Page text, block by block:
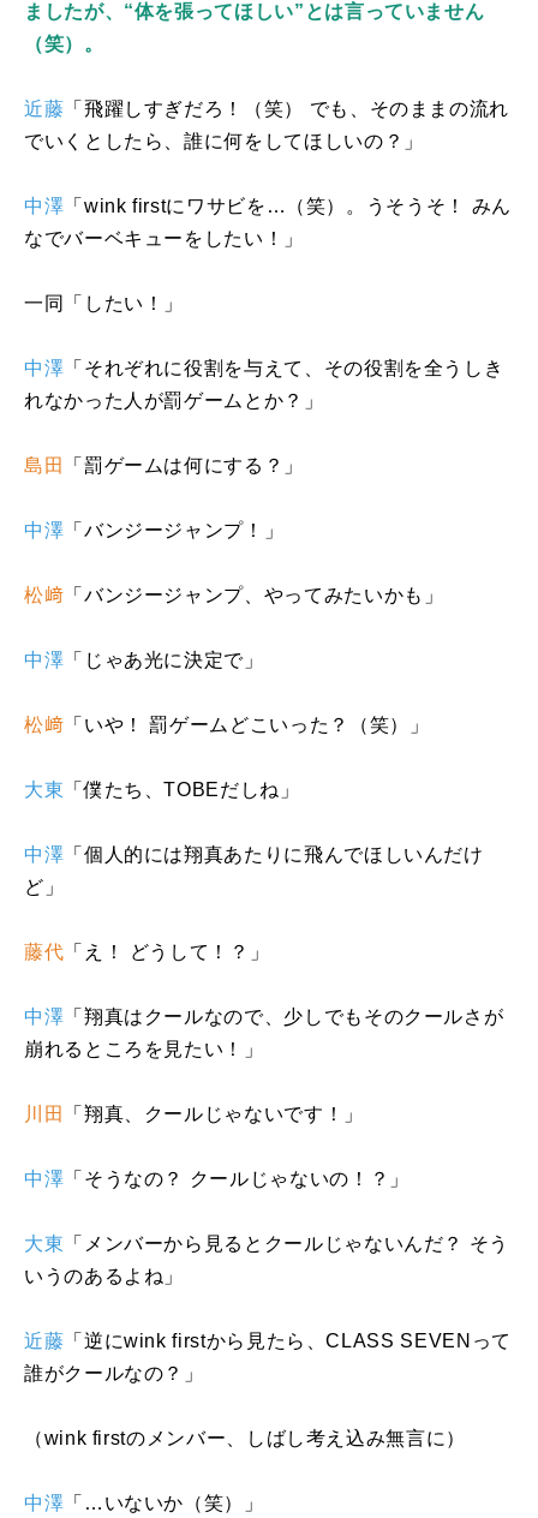
ましたが、“体を張ってほしい”とは言っていません
（笑）。
近藤 「飛躍しすぎだろ！（笑） でも、そのままの流れ
でいくとしたら、誰に何をしてほしいの？」
中澤 「 wink firstにワサビを…（笑）。うそうそ！ みん
なでバーベキューをしたい！」
一同「したい！」
中澤 「それぞれに役割を与えて、その役割を全うしき
れなかった人が罰ゲームとか？」
島田 「罰ゲームは何にする？」
中澤 「バンジージャンプ！」
松﨑 「バンジージャンプ、やってみたいかも」
中澤 「じゃあ光に決定で」
松﨑 「いや！ 罰ゲームどこいった？（笑）」
大東 「僕たち、TOBEだしね」
中澤 「個人的には翔真あたりに飛んでほしいんだけ
ど」
藤代 「え！ どうして！？」
中澤 「翔真はクールなので、少しでもそのクールさが
崩れるところを見たい！」
川田 「翔真、クールじゃないです！」
中澤 「そうなの？ クールじゃないの！？」
大東 「メンバーから見るとクールじゃないんだ？ そう
いうのあるよね」
近藤 「逆にwink firstから見たら、CLASS SEVEN って
誰がクールなの？」
（wink firstのメンバー、しばし考え込み無言に）
中澤 「…いないか（笑）」